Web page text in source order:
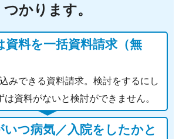
つかります。
資料を一括資料請求（無
みできる資料請求。検討をするにし
は資料がないと検討ができません。
いつ病気／入院をしたかと